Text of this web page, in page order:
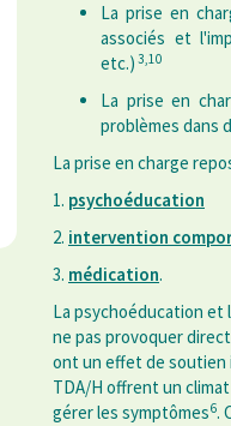
La prise en
associés et
etc.) 3,10
La prise en
problèmes dans
La prise en charge
1. psychoéducation
2. intervention
3. médication.
La psychoéducation
ne pas provoquer
ont un effet de soutien
TDA/H offrent un
gérer les symptômes6.